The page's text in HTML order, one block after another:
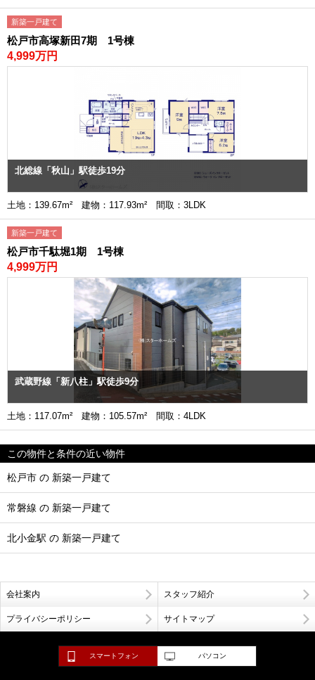
新築一戸建て
松戸市高塚新田7期 1号棟
4,999万円
北総線「秋山」駅徒歩19分
土地：139.67m² 建物：117.93m² 間取：3LDK
新築一戸建て
松戸市千駄堀1期 1号棟
4,999万円
武蔵野線「新八柱」駅徒歩9分
土地：117.07m² 建物：105.57m² 間取：4LDK
この物件と条件の近い物件
松戸市 の 新築一戸建て
常磐線 の 新築一戸建て
北小金駅 の 新築一戸建て
会社案内 スタッフ紹介
プライバシーポリシー サイトマップ
スマートフォン パソコン